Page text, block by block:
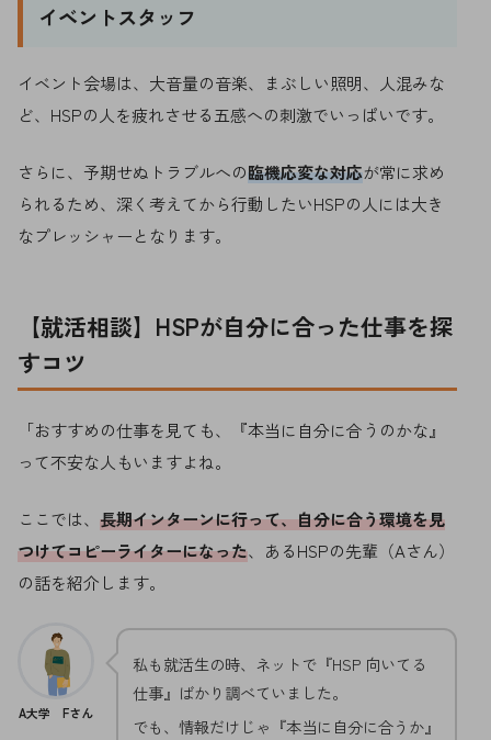
イベントスタッフ
イベント会場は、大音量の音楽、まぶしい照明、人混みな
ど、HSPの人を疲れさせる五感への刺激でいっぱいです。
さらに、予期せぬトラブルへの臨機応変な対応が常に求め
られるため、深く考えてから行動したいHSPの人には大き
なプレッシャーとなります。
【就活相談】HSPが自分に合った仕事を探
すコツ
「おすすめの仕事を見ても、『本当に自分に合うのかな』
って不安な人もいますよね。
ここでは、 長期インターンに行って、自分に合う環境を見
つけてコピーライターになった、あるHSPの先輩（Aさん）
の話を紹介します。
A大学 Fさん
私も就活生の時、ネットで『HSP 向いてる
仕事』ばかり調べていました。
でも、情報だけじゃ『本当に自分に合うか』